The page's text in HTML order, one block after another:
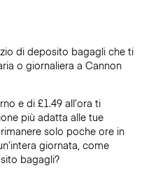
di deposito bagagli che ti
o giornaliera a Cannon
e di £1.49 all’ora ti
più adatta alle tue
solo poche ore in
giornata, come
bagagli?